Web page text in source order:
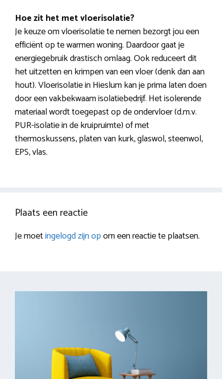
Hoe zit het met vloerisolatie?
Je keuze om vloerisolatie te nemen bezorgt jou een
efficiënt op te warmen woning. Daardoor gaat je
energiegebruik drastisch omlaag. Ook reduceert dit
het uitzetten en krimpen van een vloer (denk dan aan
hout). Vloerisolatie in Hieslum kan je prima laten doen
door een vakbekwaam isolatiebedrijf. Het isolerende
materiaal wordt toegepast op de ondervloer (d.m.v.
PUR-isolatie in de kruipruimte) of met
thermoskussens, platen van kurk, glaswol, steenwol,
EPS, vlas.
Plaats een reactie
Je moetingelogd zijn opom een reactie te plaatsen.